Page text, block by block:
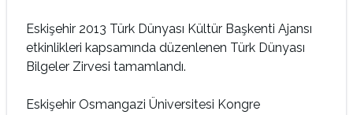
Eskişehir 2013 Türk Dünyası Kültür Başkenti Ajansı
etkinlikleri kapsamında düzenlenen Türk Dünyası
Bilgeler Zirvesi tamamlandı.
Eskişehir Osmangazi Üniversitesi Kongre